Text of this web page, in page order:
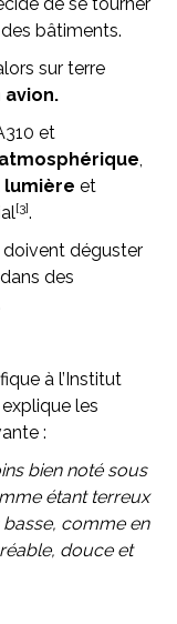
bâtiments.
sur terre
avion.
et
,
lumière et
[3].
doivent déguster
des
à l’Institut
les
:
bien noté sous
étant terreux
comme en
douce et